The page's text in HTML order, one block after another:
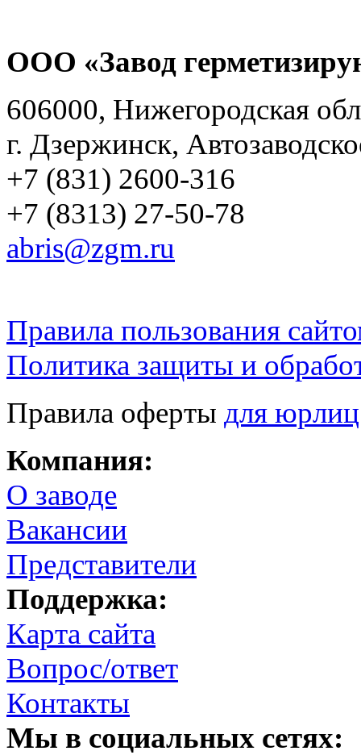
ООО «Завод
606000, Нижегородская
г. Дзержинск,
+7 (831) 2600-316
+7 (8313) 27-50-78
abris@zgm.ru
Правила пользования
Политика защиты и
Правила оферты для
Компания:
О заводе
Вакансии
Представители
Поддержка:
Карта сайта
Вопрос/ответ
Контакты
Мы в социальных сетях: